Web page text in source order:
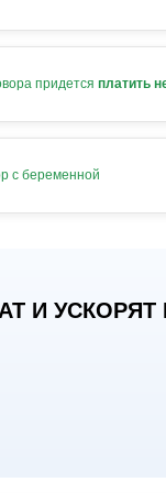
придется платить
с беременной
И УСКОРЯТ